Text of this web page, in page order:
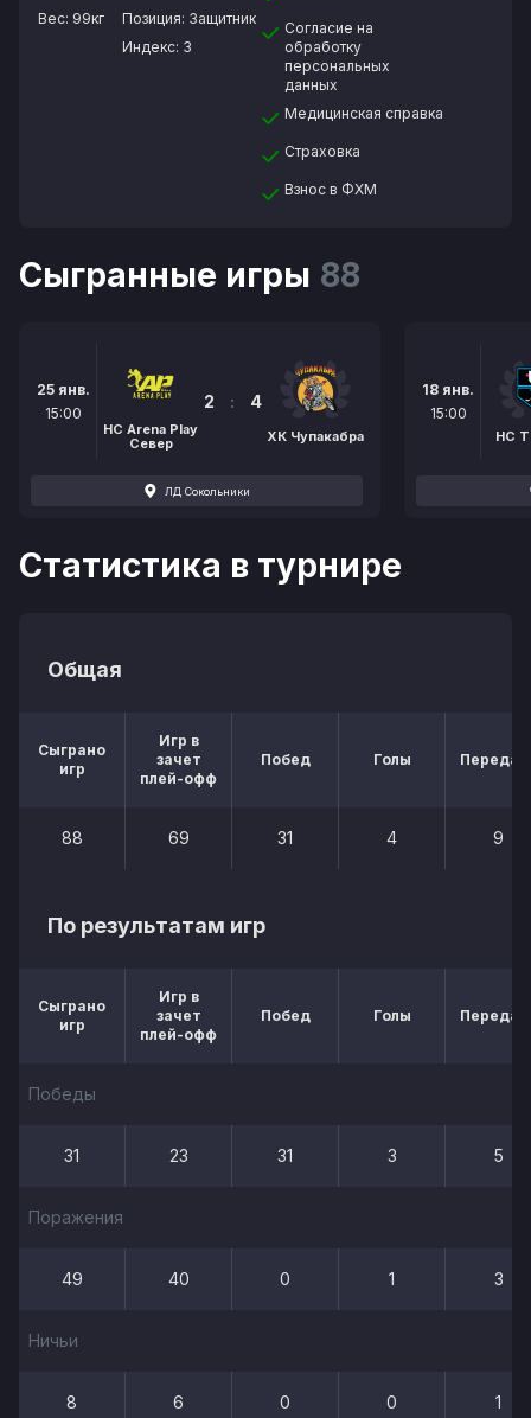
Вес: 99кг
Позиция: Защитник
Индекс: 3
Согласие на
обработку
персональных
данных
Медицинская справка
Страховка
Взнос в ФХМ
Сыгранные игры 88
25 янв.
15:00
HC Arena Play
Север
2 : 4
ХК Чупакабра
ЛД Сокольники
18 янв.
15:00
HC
Статистика в турнире
Общая
Сыграно
игр
Игр в
зачет
плей-офф
Побед Голы
88 69 31 4 9
По результатам игр
Сыграно
игр
Игр в
зачет
плей-офф
Побед Голы
Победы
31 23 31 3 5
Поражения
49 40 0 1 3
Ничьи
8 6 0 0 1